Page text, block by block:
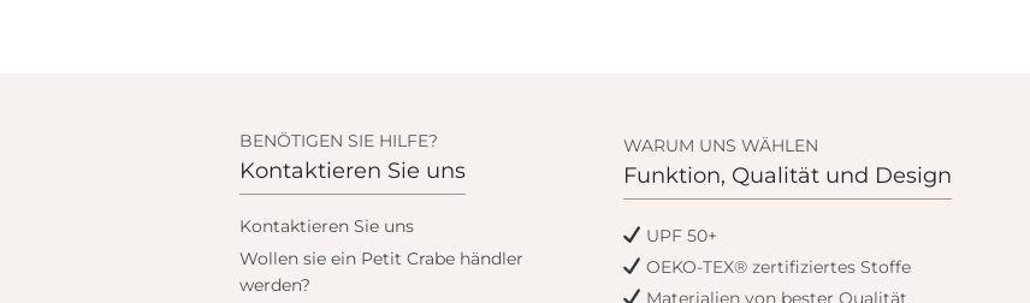
BENÖTIGEN SIE HILFE?
Kontaktieren Sie uns
Kontaktieren Sie uns
Wollen sie ein Petit Crabe händler
werden?
WARUM UNS WÄHLEN
Funktion, Qualität und Design
UPF 50+
OEKO-TEX® zertifiziertes Stoffe
Materialien von bester Qualität